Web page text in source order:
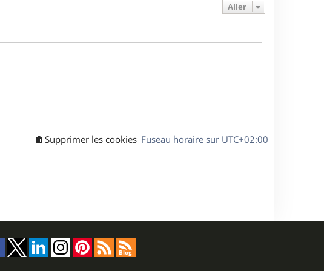
e
Aller
Fuseau horaire sur UTC+02:00
Supprimer les cookies